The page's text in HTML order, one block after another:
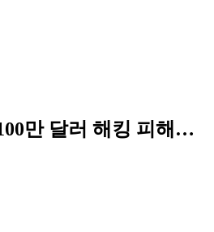
만 달러 해킹 피해…